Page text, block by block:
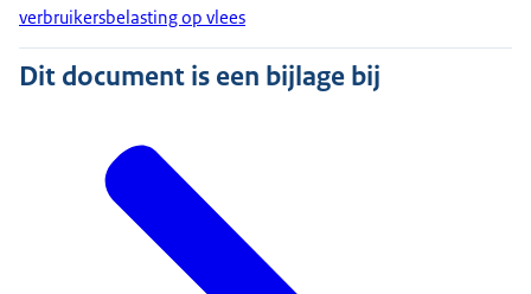
verbruikersbelasting op vlees
Dit document is een bijlage bij